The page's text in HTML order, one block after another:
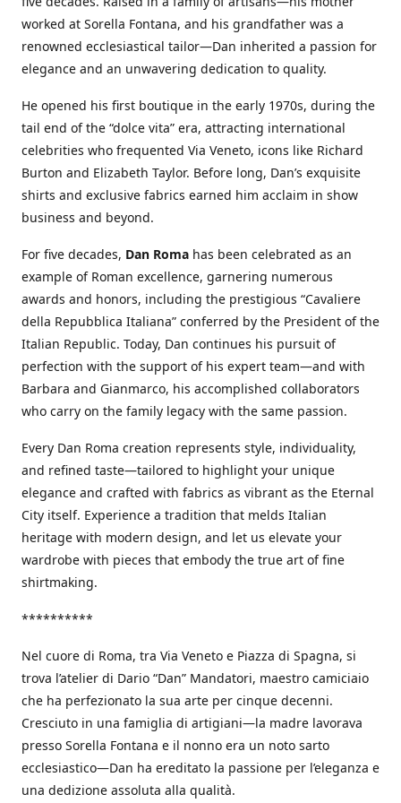
worked at Sorella Fontana, and his grandfather was a
renowned ecclesiastical tailor—Dan inherited a passion for
elegance and an unwavering dedication to quality.
He opened his first boutique in the early 1970s, during the
tail end of the “dolce vita” era, attracting international
celebrities who frequented Via Veneto, icons like Richard
Burton and Elizabeth Taylor. Before long, Dan’s exquisite
shirts and exclusive fabrics earned him acclaim in show
business and beyond.
For five decades, Dan Roma has been celebrated as an
example of Roman excellence, garnering numerous
awards and honors, including the prestigious “Cavaliere
della Repubblica Italiana” conferred by the President of the
Italian Republic. Today, Dan continues his pursuit of
perfection with the support of his expert team—and with
Barbara and Gianmarco, his accomplished collaborators
who carry on the family legacy with the same passion.
Every Dan Roma creation represents style, individuality,
and refined taste—tailored to highlight your unique
elegance and crafted with fabrics as vibrant as the Eternal
City itself. Experience a tradition that melds Italian
heritage with modern design, and let us elevate your
wardrobe with pieces that embody the true art of fine
shirtmaking.
**********
Nel cuore di Roma, tra Via Veneto e Piazza di Spagna, si
trova l’atelier di Dario “Dan” Mandatori, maestro camiciaio
che ha perfezionato la sua arte per cinque decenni.
Cresciuto in una famiglia di artigiani—la madre lavorava
presso Sorella Fontana e il nonno era un noto sarto
ecclesiastico—Dan ha ereditato la passione per l’eleganza e
una dedizione assoluta alla qualità.